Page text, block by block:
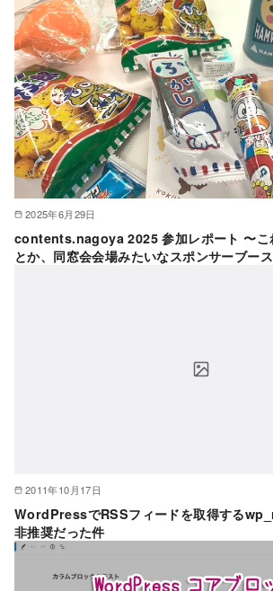
2025年6月29日
contents.nagoya 2025 参加レポート 〜こ
とか、同窓会会場みたいなスポンサーブー
2011年10月17日
WordPressでRSSフィードを取得する
非推奨だった件